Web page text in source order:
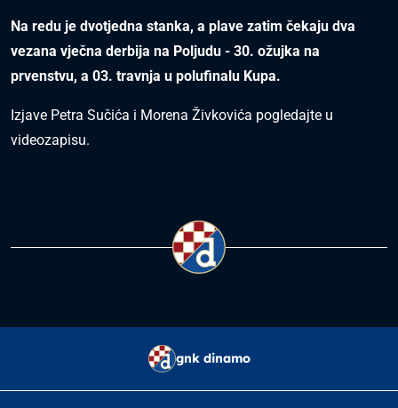
Na redu je dvotjedna stanka, a plave zatim čekaju dva
vezana vječna derbija na Poljudu - 30. ožujka na
prvenstvu, a 03. travnja u polufinalu Kupa.
Izjave Petra Sučića i Morena Živkovića pogledajte u
videozapisu.
gnk dinamo